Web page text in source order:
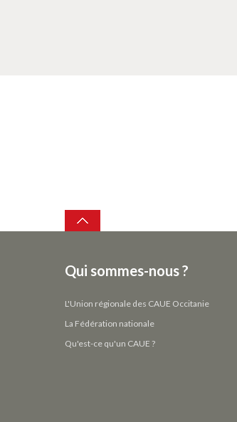
Top
Qui sommes-nous ?
L'Union régionale des CAUE Occitanie
La Fédération nationale
Qu'est-ce qu'un CAUE ?